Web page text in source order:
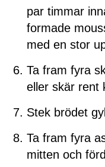
par timmar
formade
med en stor
Ta fram fyra
eller skär rent
Stek brödet
Ta fram fyra
mitten och